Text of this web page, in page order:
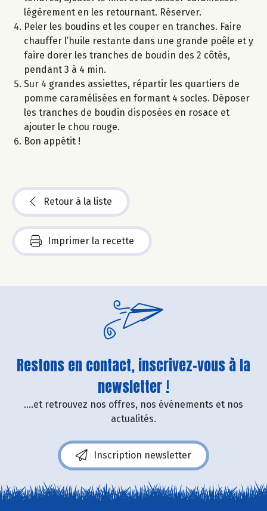
légèrement en les retournant. Réserver.
Peler les boudins et les couper en tranches. Faire
chauffer l’huile restante dans une grande poêle et y
faire dorer les tranches de boudin des 2 côtés,
pendant 3 à 4 min.
Sur 4 grandes assiettes, répartir les quartiers de
pomme caramélisées en formant 4 socles. Déposer
les tranches de boudin disposées en rosace et
ajouter le chou rouge.
Bon appétit !
Retour à la liste
Imprimer la recette
Restons en contact, inscrivez-vous à la
newsletter !
....et retrouvez nos offres, nos événements et nos
actualités.
Inscription newsletter